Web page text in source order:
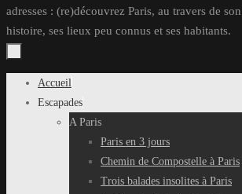
adresses : (re)découvrez Paris, au travers de
histoire, ses lieux peu connus et ses habitants.
Passer
Accueil
Escapades
A Paris
Paris en 3 jours
Chemin de Compostelle à Paris
Trois balades insolites à Paris